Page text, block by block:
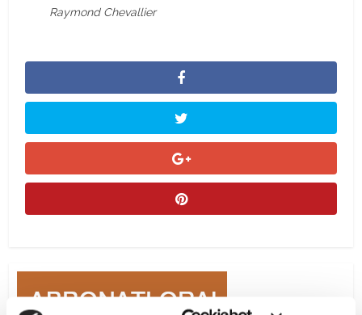
Raymond Chevallier